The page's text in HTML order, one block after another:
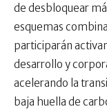
de desbloquear
esquemas
participarán
desarrollo y
acelerando la
baja huella de